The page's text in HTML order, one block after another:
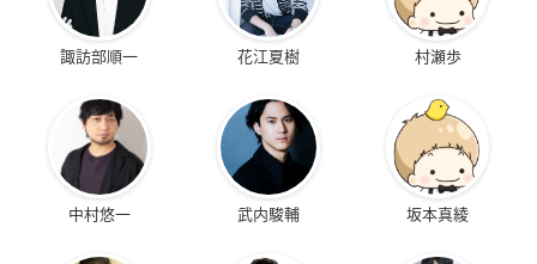
諏訪部順一 花江夏樹 村瀬歩
中村悠一 武内駿輔 坂本真綾